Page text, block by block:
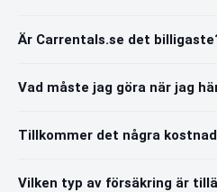
Är Carrentals.se det
Vad måste jag göra när jag
Tillkommer det några
Vilken typ av försäkring är